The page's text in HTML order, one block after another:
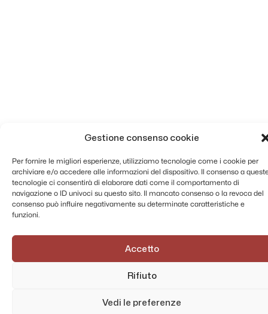
Gestione consenso cookie
Per fornire le migliori esperienze, utilizziamo tecnologie come i cookie per
archiviare e/o accedere alle informazioni del dispositivo. Il consenso a
tecnologie ci consentirà di elaborare dati come il comportamento di
navigazione o ID univoci su questo sito. Il mancato consenso o la revoca del
consenso può influire negativamente su determinate caratteristiche e
funzioni.
Accetto
Rifiuto
Vedi le preferenze